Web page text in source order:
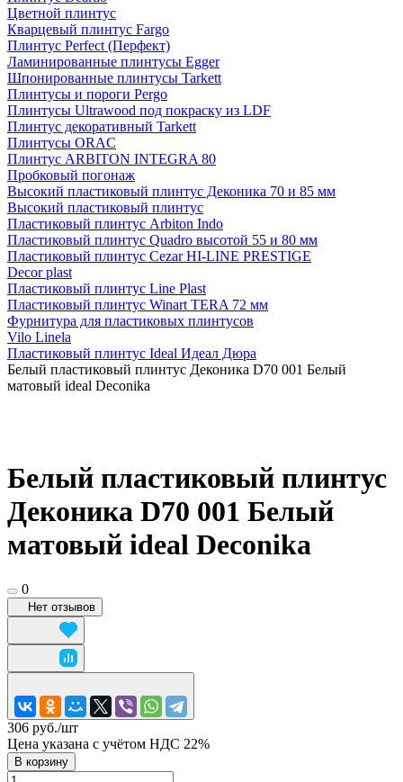
Цветной плинтус
Кварцевый плинтус Fargo
Плинтус Perfect (Перфект)
Ламинированные плинтусы Egger
Шпонированные плинтусы Tarkett
Плинтусы и пороги Pergo
Плинтусы Ultrawood под покраску из LDF
Плинтус декоративный Tarkett
Плинтусы ORAC
Плинтус ARBITON INTEGRA 80
Пробковый погонаж
Высокий пластиковый плинтус Деконика 70 и 85 мм
Высокий пластиковый плинтус
Пластиковый плинтус Arbiton Indo
Пластиковый плинтус Quadro высотой 55 и 80 мм
Пластиковый плинтус Cezar HI-LINE PRESTIGE
Decor plast
Пластиковый плинтус Line Plast
Пластиковый плинтус Winart TERA 72 мм
Фурнитура для пластиковых плинтусов
Vilo Linela
Пластиковый плинтус Ideal Идеал Дюра
Белый пластиковый плинтус Деконика D70 001 Белый
матовый ideal Deconika
Белый пластиковый плинтус
Деконика D70 001 Белый
матовый ideal Deconika
0
Нет отзывов
306 руб./шт
Цена указана с учётом НДС 22%
В корзину